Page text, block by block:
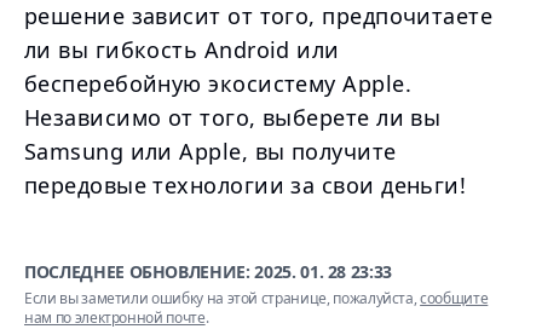
решение зависит от того, предпочитаете
ли вы гибкость Android или
бесперебойную экосистему Apple.
Независимо от того, выберете ли вы
Samsung или Apple, вы получите
передовые технологии за свои деньги!
ПОСЛЕДНЕЕ ОБНОВЛЕНИЕ:2025. 01. 28 23:33
Если вы заметили ошибку на этой странице, пожалуйста,сообщите
нам по электронной почте.